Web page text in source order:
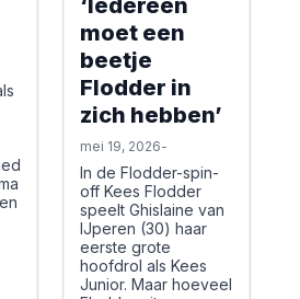
‘Iedereen
moet een
beetje
Flodder in
zich hebben’
mei 19, 2026-
In de Flodder-spin-
off Kees Flodder
speelt Ghislaine van
IJperen (30) haar
eerste grote
hoofdrol als Kees
Junior. Maar hoeveel